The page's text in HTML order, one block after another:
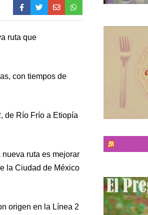
ruta que
con tiempos de
de Río Frío a Etiopía
ruta es mejorar
la Ciudad de México
origen en la Línea 2